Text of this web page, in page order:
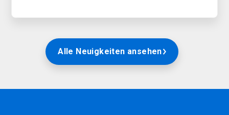
Alle Neuigkeiten ansehen